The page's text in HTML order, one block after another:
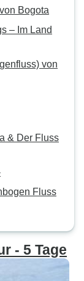
Bogota
– Im Land
von
& Der Fluss
Fluss
- 5 Tage